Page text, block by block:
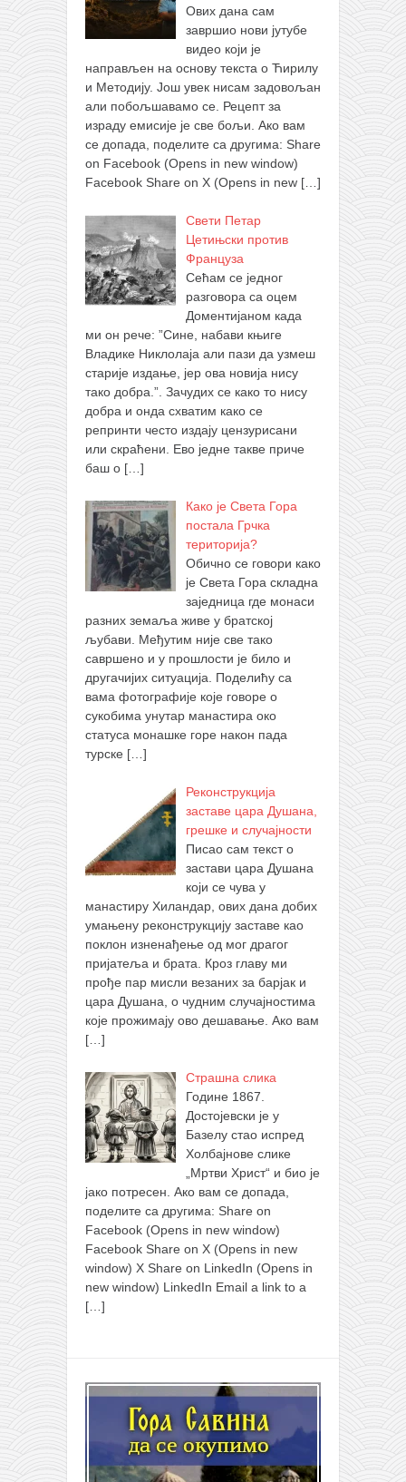
Ових дана сам
завршио нови јутубе
видео који је
направљен на основу текста о Ћирилу
и Методију. Још увек нисам задовољан
али побољшавамо се. Рецепт за
израду емисије је све бољи. Ако вам
се допада, поделите са другима: Share
on Facebook (Opens in new window)
Facebook Share on X (Opens in new […]
Свети Петар
Цетињски против
Француза
Сећам се једног
разговора са оцем
Доментијаном када
ми он рече: ”Сине, набави књиге
Владике Никлолаја али пази да узмеш
старије издање, јер ова новија нису
тако добра.”. Зачудих се како то нису
добра и онда схватим како се
репринти често издају цензурисани
или скраћени. Ево једне такве приче
баш о […]
Како је Света Гора
постала Грчка
територија?
Обично се говори како
је Света Гора складна
заједница где монаси
разних земаља живе у братској
љубави. Међутим није све тако
савршено и у прошлости је било и
другачијих ситуација. Поделићу са
вама фотографије које говоре о
сукобима унутар манастира око
статуса монашке горе након пада
турске […]
Реконструкција
заставе цара Душана,
грешке и случајности
Писао сам текст о
застави цара Душана
који се чува у
манастиру Хиландар, ових дана добих
умањену реконструкцију заставе као
поклон изненађење од мог драгог
пријатеља и брата. Кроз главу ми
прође пар мисли везаних за барјак и
цара Душана, о чудним случајностима
које прожимају ово дешавање. Ако вам
[…]
Страшна слика
Године 1867.
Достојевски је у
Базелу стао испред
Холбајнове слике
„Мртви Христ“ и био је
јако потресен. Ако вам се допада,
поделите са другима: Share on
Facebook (Opens in new window)
Facebook Share on X (Opens in new
window) X Share on LinkedIn (Opens in
new window) LinkedIn Email a link to a
[…]